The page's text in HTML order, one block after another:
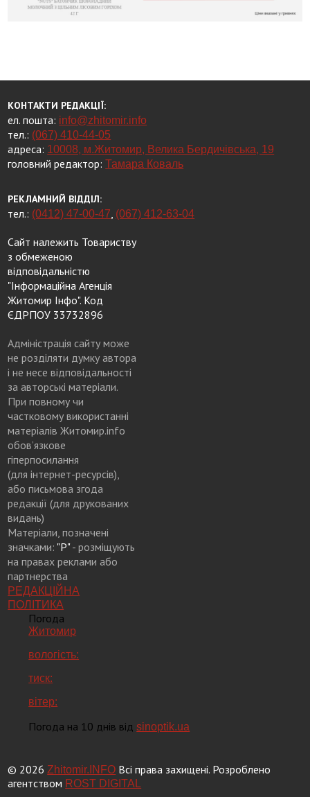
КОНТАКТИ РЕДАКЦІЇ:
ел. пошта: info@zhitomir.info
тел.: (067) 410-44-05
адреса: 10008, м.Житомир, Велика Бердичівська, 19
головний редактор:Тамара Коваль
РЕКЛАМНИЙ ВІДДІЛ:
тел.: (0412) 47-00-47 (067) 412-63-04
Сайт належить Товариству
з обмеженою
відповідальністю
"Інформаційна Агенція
Житомир Інфо". Код
ЄДРПОУ 33732896
Адміністрація сайту може
не розділяти думку автора
і не несе відповідальності
за авторські матеріали.
При повному чи
частковому використанні
матеріалів Житомир.info
обов’язкове
гіперпосилання
(для інтернет-ресурсів),
або письмова згода
редакції (для друкованих
видань)
Матеріали, позначені
значками: "Р"- розміщують
на правах реклами або
партнерства
РЕДАКЦІЙНА
ПОЛІТИКА
Погода
Житомир
вологість:
тиск:
вітер:
Погода на 10 днів відsinoptik.ua
© 2026Zhitomir.INFO Всі права захищені. Розроблено
агентством ROST DIGITAL